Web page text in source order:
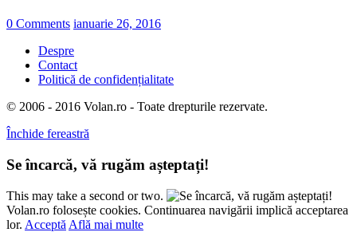
0 Comments ianuarie 26, 2016
Despre
Contact
Politică de confidențialitate
© 2006 - 2016 Volan.ro - Toate drepturile rezervate.
Închide fereastră
Se încarcă, vă rugăm așteptați!
This may take a second or two.
Volan.ro folosește cookies. Continuarea navigării implică acceptarea
lor. Acceptă Află mai multe